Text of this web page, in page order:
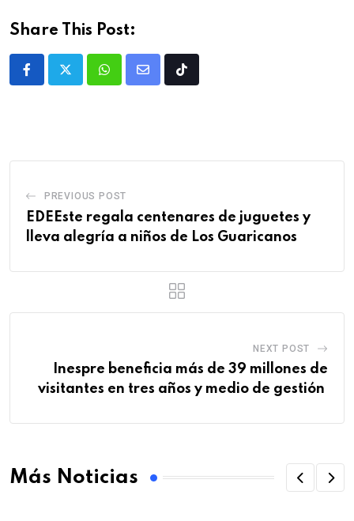
Share This Post:
PREVIOUS POST
EDEEste regala centenares de juguetes y
lleva alegría a niños de Los Guaricanos
NEXT POST
Inespre beneficia más de 39 millones de
visitantes en tres años y medio de gestión
Más Noticias